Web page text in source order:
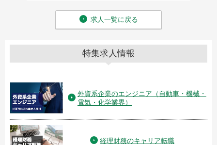
求人一覧に戻る
特集求人情報
外資系企業のエンジニア（自動車・機械・
電気・化学業界）
経理財務のキャリア転職